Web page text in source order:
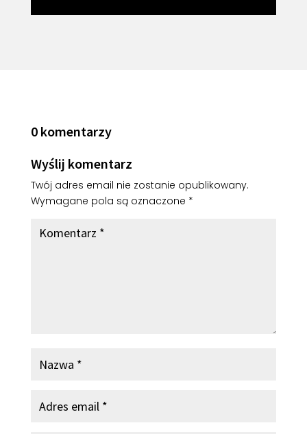
0 komentarzy
Wyślij komentarz
Twój adres email nie zostanie opublikowany.
Wymagane pola są oznaczone *